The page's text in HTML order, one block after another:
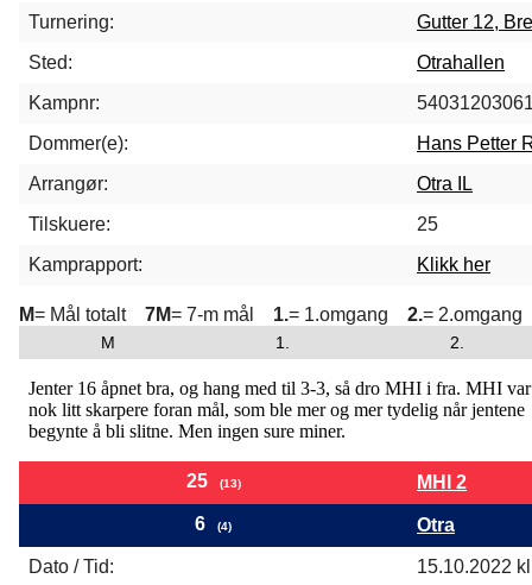
Turnering:
Gutter 12,
Sted:
Otrahallen
Kampnr:
Dommer(e):
Hans Petter
Arrangør:
Otra IL
Tilskuere:
25
Kamprapport:
Klikk her
M= Mål totalt 7M= 7-m mål 1.= 1.omgang 2.= 2.omgang
M 1. 2.
Jenter 16 åpnet bra, og hang med til 3-3, så dro MHI i fra. MHI var
nok litt skarpere foran mål, som ble mer og mer tydelig når jentene
begynte å bli slitne. Men ingen sure miner.
25 (13) MHI 2
6 (4) Otra
Dato / Tid:
15.10.2022